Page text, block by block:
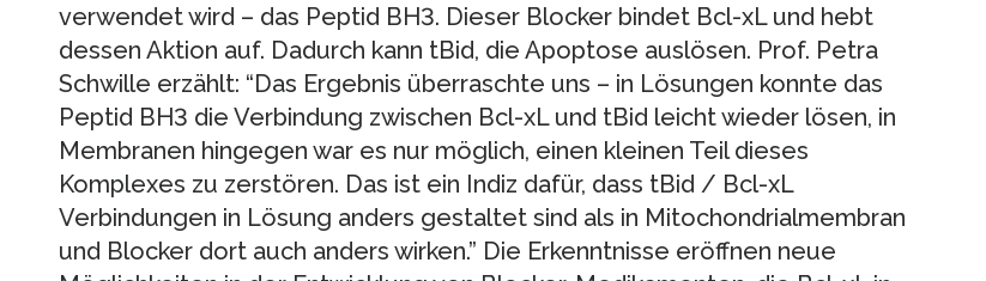
verwendet wird – das Peptid BH3. Dieser Blocker bindet Bcl-xL und hebt
dessen Aktion auf. Dadurch kann tBid, die Apoptose auslösen. Prof. Petra
Schwille erzählt: “Das Ergebnis überraschte uns – in Lösungen konnte das
Peptid BH3 die Verbindung zwischen Bcl-xL und tBid leicht wieder lösen, in
Membranen hingegen war es nur möglich, einen kleinen Teil dieses
Komplexes zu zerstören. Das ist ein Indiz dafür, dass tBid / Bcl-xL
Verbindungen in Lösung anders gestaltet sind als in Mitochondrialmembran
und Blocker dort auch anders wirken.” Die Erkenntnisse eröffnen neue